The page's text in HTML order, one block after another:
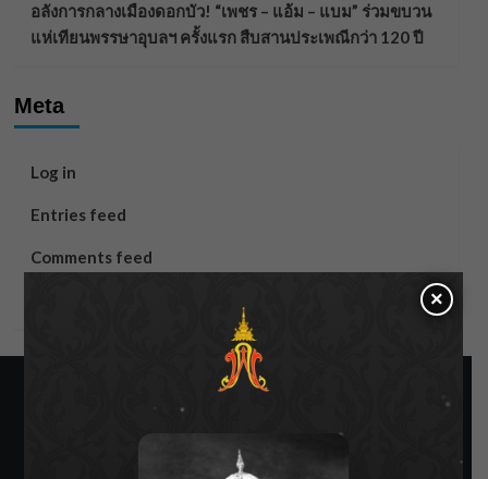
อลังการกลางเมืองดอกบัว! “เพชร – แอ้ม – แบม” ร่วมขบวน
แห่เทียนพรรษาอุบลฯ ครั้งแรก สืบสานประเพณีกว่า 120 ปี
Meta
Log in
Entries feed
Comments feed
×